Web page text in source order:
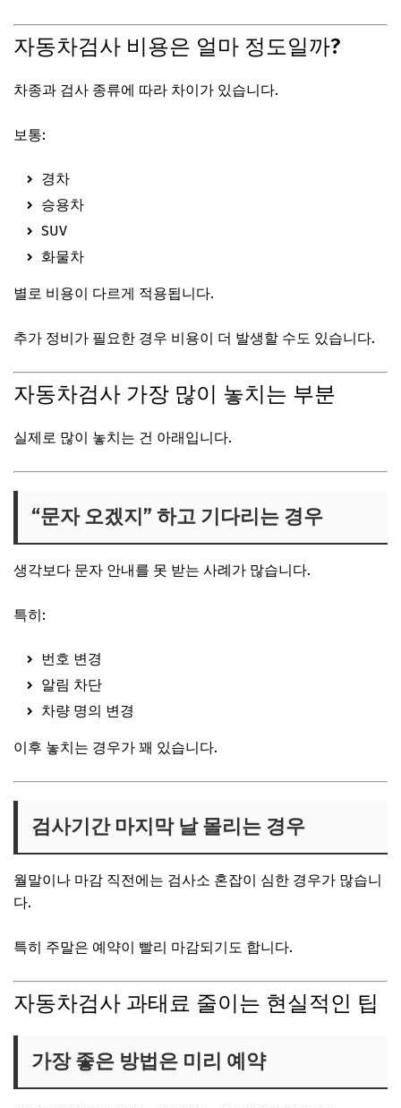
자동차검사 비용은 얼마 정도일까?
차종과 검사 종류에 따라 차이가 있습니다.
보통:
경차
승용차
SUV
화물차
별로 비용이 다르게 적용됩니다.
추가 정비가 필요한 경우 비용이 더 발생할 수도 있습니다.
자동차검사 가장 많이 놓치는 부분
실제로 많이 놓치는 건 아래입니다.
“문자 오겠지” 하고 기다리는 경우
생각보다 문자 안내를 못 받는 사례가 많습니다.
특히:
번호 변경
알림 차단
차량 명의 변경
이후 놓치는 경우가 꽤 있습니다.
검사기간 마지막 날 몰리는 경우
월말이나 마감 직전에는 검사소 혼잡이 심한 경우가 많습니
다.
특히 주말은 예약이 빨리 마감되기도 합니다.
자동차검사 과태료 줄이는 현실적인 팁
가장 좋은 방법은 미리 예약